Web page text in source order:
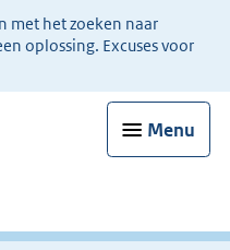
met het zoeken naar
oplossing. Excuses voor
Menu